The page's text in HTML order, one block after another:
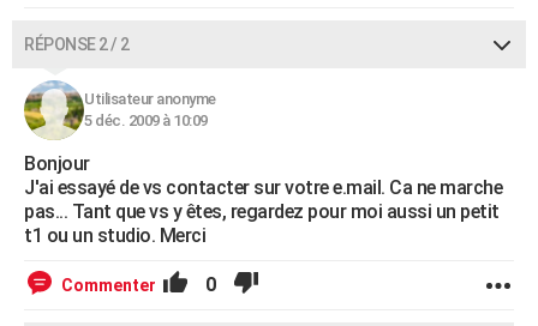
RÉPONSE 2 / 2
Utilisateur anonyme
5 déc. 2009 à 10:09
Bonjour
J'ai essayé de vs contacter sur votre e.mail. Ca ne marche
pas... Tant que vs y êtes, regardez pour moi aussi un petit
t1 ou un studio. Merci
Commenter 0